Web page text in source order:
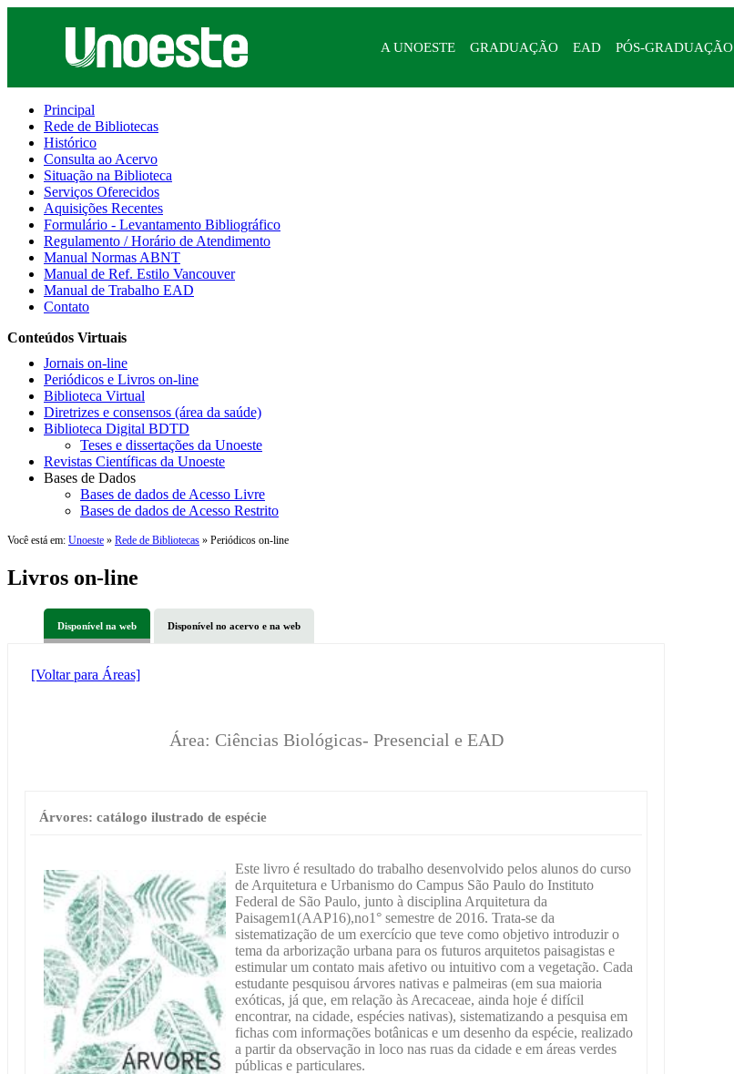
A UNOESTE GRADUAÇÃO EAD PÓS-GRADUAÇÃO
Principal
Rede de Bibliotecas
Histórico
Consulta ao Acervo
Situação na Biblioteca
Serviços Oferecidos
Aquisições Recentes
Formulário - Levantamento Bibliográfico
Regulamento / Horário de Atendimento
Manual Normas ABNT
Manual de Ref. Estilo Vancouver
Manual de Trabalho EAD
Contato
Conteúdos Virtuais
Jornais on-line
Periódicos e Livros on-line
Biblioteca Virtual
Diretrizes e consensos (área da saúde)
Biblioteca Digital BDTD
Teses e dissertações da Unoeste
Revistas Científicas da Unoeste
Bases de Dados
Bases de dados de Acesso Livre
Bases de dados de Acesso Restrito
Você está em: Unoeste » Rede de Bibliotecas » Periódicos on-line
Livros on-line
Disponível na web Disponível no acervo e na web
[Voltar para Áreas]
Área: Ciências Biológicas- Presencial e EAD
Árvores: catálogo ilustrado de espécie
Este livro é resultado do trabalho desenvolvido pelos alunos do curso
de Arquitetura e Urbanismo do Campus São Paulo do Instituto
Federal de São Paulo, junto à disciplina Arquitetura da
Paisagem1(AAP16),no1° semestre de 2016. Trata-se da
sistematização de um exercício que teve como objetivo introduzir o
tema da arborização urbana para os futuros arquitetos paisagistas e
estimular um contato mais afetivo ou intuitivo com a vegetação. Cada
estudante pesquisou árvores nativas e palmeiras (em sua maioria
exóticas, já que, em relação às Arecaceae, ainda hoje é difícil
encontrar, na cidade, espécies nativas), sistematizando a pesquisa em
fichas com informações botânicas e um desenho da espécie, realizado
a partir da observação in loco nas ruas da cidade e em áreas verdes
públicas e particulares.